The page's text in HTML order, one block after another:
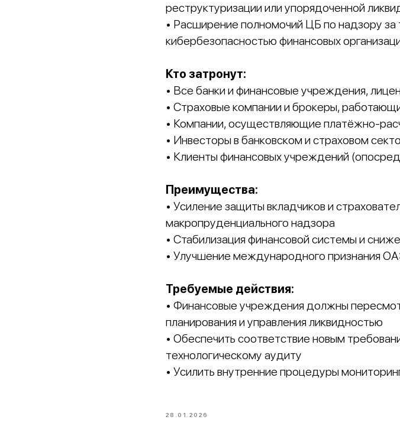
реструктуризации или упорядоченной
• Расширение полномочий ЦБ по надзору за
кибербезопасностью финансовых
Кто затронут:
• Все банки и финансовые учреждения,
• Страховые компании и брокеры,
• Компании, осуществляющие
• Инвесторы в банковском и страховом
• Клиенты финансовых учреждений
Преимущества:
• Усиление защиты вкладчиков и
макропруденциального надзора
• Стабилизация финансовой системы и
• Улучшение международного признания
Требуемые действия:
• Финансовые учреждения должны
планирования и управления ликвидностью
• Обеспечить соответствие новым
технологическому аудиту
• Усилить внутренние процедуры
28.01.2026